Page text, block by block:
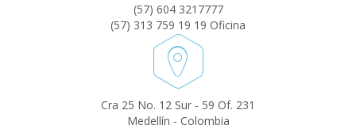
(57) 604 3217777
(57) 313 759 19 19 Oficina
Cra 25 No. 12 Sur - 59 Of. 231
Medellín - Colombia